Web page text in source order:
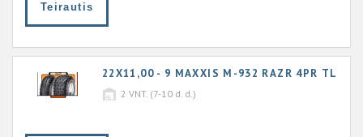
Teirautis
22X11,00 - 9 MAXXIS M-932 RAZR 4PR TL
2 VNT. (7-10 d. d.)